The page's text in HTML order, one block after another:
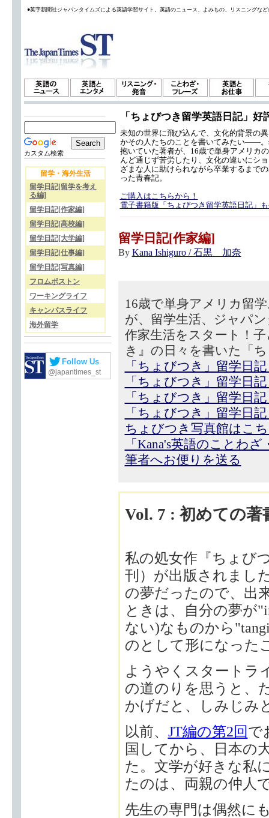
●英字新聞社ジャパンタイムズによる英語学習サイト。英語のニュース、よみもの、リスニングな
カスタム検索
留学・海外生活
留学日記[留学を考え
る編]
留学日記[作家編]
留学日記[高校編]
留学日記[大学編]
留学日記[仕事編]
留学日記[写真編]
フロムボストン
ワーキングライフ
キャンパスライフ
海外留学
Follow Us
@japantimes_st
「ちょびつき留学英語日記」好
未知の世界に飛び込んで、文化的背景の
かその人たちのことを書いてみたい——
抱いていた著者が、16歳で単身アメリカ
んど通じず苦労したり、文化の違いにシ
ざまな人に助けられながら卒業するまで
った青春記。
ご購入はこちらから！
電子書籍版「ちょびつき留学英語日記」
留学日記[作家編]
By Kana Ishiguro / 石黒 加奈
16歳で単身アメリカ留
が、留学生活、ジャパ
作家生活をスタート！
き』の日々を書いた「
「ちょびつき」留学日
「ちょびつき」留学日
「ちょびつき」留学日
「ちょびつき」留学日
ちょびつき写真館はこ
「Kana's英語のことわ
筆者へお便りを送る
Vol. 7 : 初めての
私の処女作『ちょび
刊）が出版されまし
の夢だったので、出
ときは、自分の夢が
ない)なものから
のとして形になった
ようやくスタートラ
の道のりを思うと、
かげだと、しみじみ
以前、 JT編の第2回で
国してから、日本の
た。文学が好きな私
たのは、両親の仲人
先生の専門は偶然に